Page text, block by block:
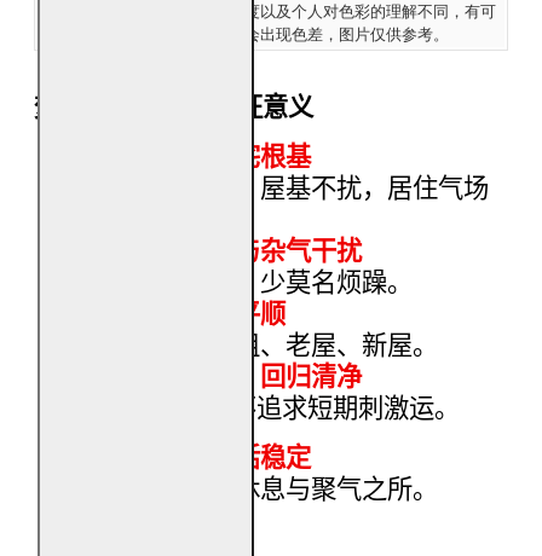
角度以及个人对色彩的理解不同，有可
能会出现色差，图片仅供参考。
焚烧地主拜料的象征意义
稳固地气与家宅根基
寓意土地安稳、屋基不扰，居住气场
减少居家不安与杂气干扰
让家中少冲撞、少莫名烦躁。
护佑长期居住平顺
适合自住、长租、老屋、新屋。
安抚无形干扰，回归清净
，不追求短期刺激运。
守护一家人生活稳定
让家成为真正休息与聚气之所。